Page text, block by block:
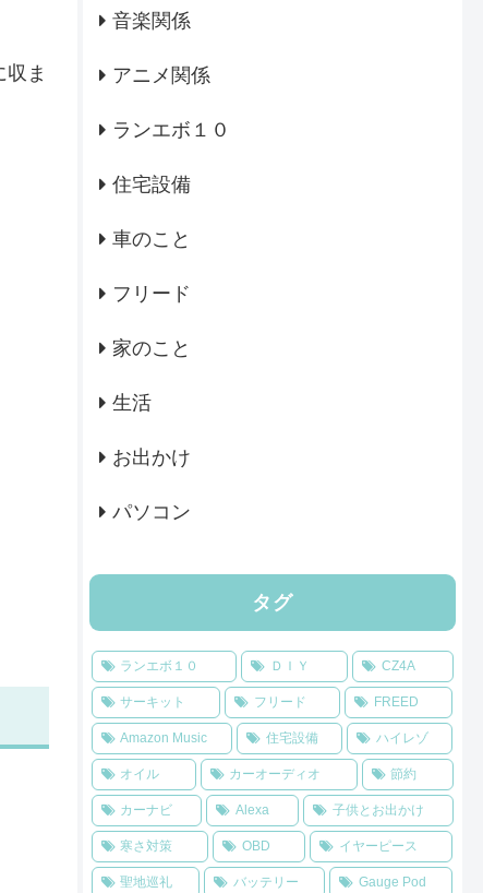
ま
音楽関係
アニメ関係
ランエボ１０
住宅設備
車のこと
フリード
家のこと
生活
お出かけ
パソコン
タグ
ランエボ１０ ＤＩＹ CZ4A
サーキット フリード FREED
Amazon Music 住宅設備 ハイレゾ
オイル カーオーディオ 節約
カーナビ Alexa 子供とお出かけ
寒さ対策 OBD イヤーピース
聖地巡礼 バッテリー Gauge Pod